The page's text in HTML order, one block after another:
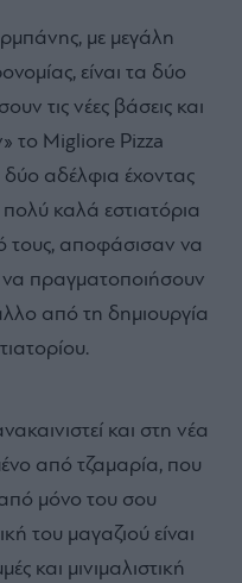
με μεγάλη
είναι τα δύο
τις νέες βάσεις και
το Migliore Pizza
αδέλφια έχοντας
καλά εστιατόρια
τους, αποφάσισαν να
να πραγματοποιήσουν
από τη δημιουργία
και στη νέα
από τζαμαρία, που
μόνο του σου
του μαγαζιού είναι
και μινιμαλιστική